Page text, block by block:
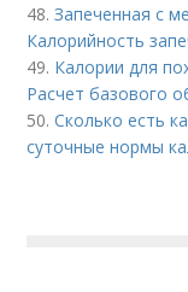
48.Запеченная с
Калорийность
49. Калории для
Расчет базового
50.Сколько есть
суточные нормы